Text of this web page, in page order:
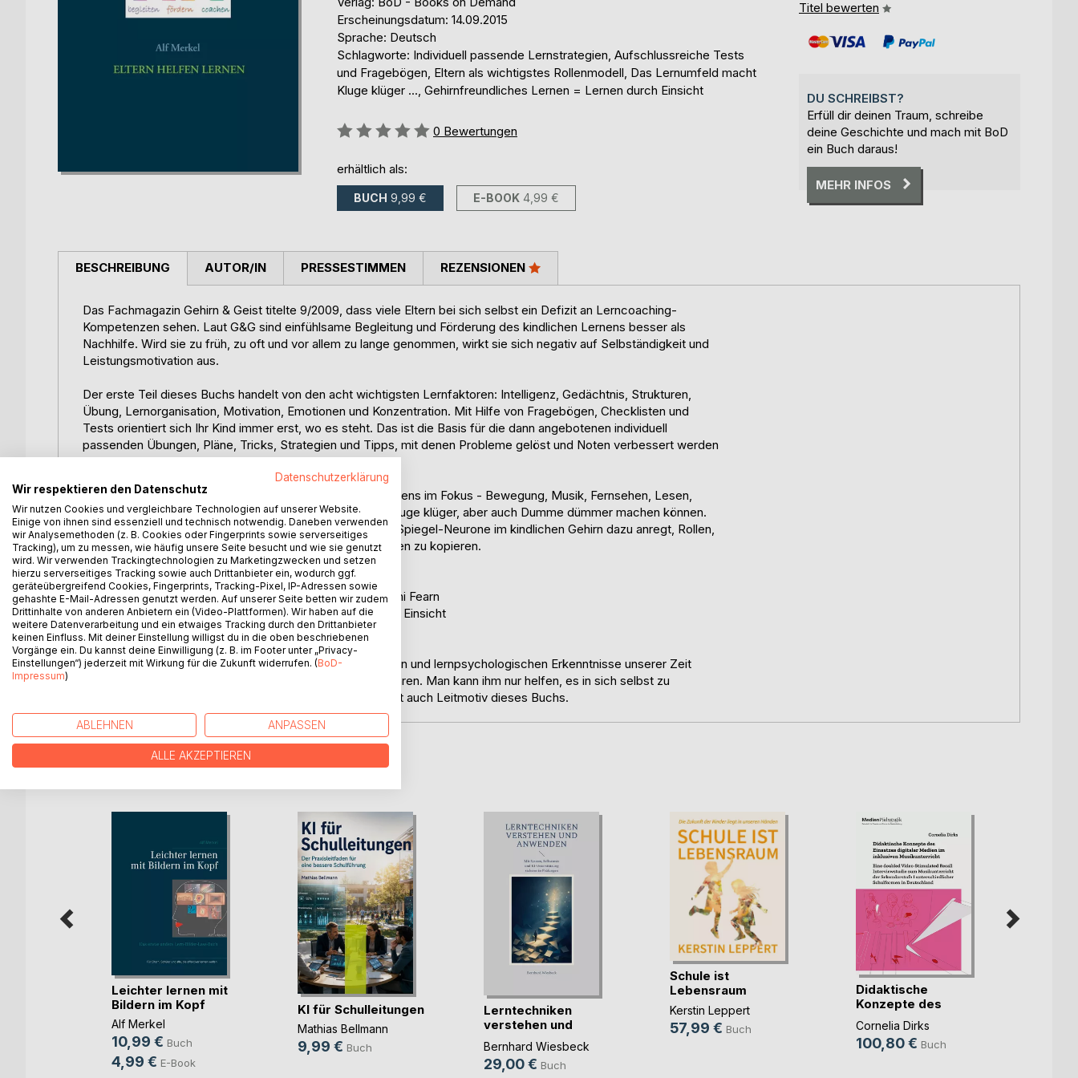
Erscheinungsdatum: 14.09.2015
Sprache: Deutsch
Schlagworte: Individuell passende Lernstrategien, Aufschlussreiche Tests
und Fragebögen, Eltern als wichtigstes Rollenmodell, Das Lernumfeld macht
Kluge klüger ..., Gehirnfreundliches Lernen = Lernen durch Einsicht
Bewertung::
0 Bewertungen
erhältlich als:
BUCH 9,99 € E-BOOK 4,99 €
Titel bewerten
DU SCHREIBST?
Erfüll dir deinen Traum, schreibe
deine Geschichte und mach mit BoD
ein Buch daraus!
MEHR INFOS
BESCHREIBUNG
Das Fachmagazin Gehirn & Geist titelte 9/2009, dass viele Eltern bei sich selbst ein Defizit an Lerncoaching-
Kompetenzen sehen. Laut G&G sind einfühlsame Begleitung und Förderung des kindlichen Lernens besser als
Nachhilfe. Wird sie zu früh, zu oft und vor allem zu lange genommen, wirkt sie sich negativ auf Selbständigkeit und
Leistungsmotivation aus.
Der erste Teil dieses Buchs handelt von den acht wichtigsten Lernfaktoren: Intelligenz, Gedächtnis, Strukturen,
Übung, Lernorganisation, Motivation, Emotionen und Konzentration. Mit Hilfe von Fragebögen, Checklisten und
Tests orientiert sich Ihr Kind immer erst, wo es steht. Das ist die Basis für die dann angebotenen individuell
passenden Übungen, Pläne, Tricks, Strategien und Tipps, mit denen Probleme gelöst und Noten verbessert werden
können.
Im zweiten Teil stehen acht Umfeldbedingungen des Lernens im Fokus - Bewegung, Musik, Fernsehen, Lesen,
Ernährung, Computer, Nachhilfe, Genderprobleme - die Kluge klüger, aber auch Dumme dümmer machen können.
Sie erfahren auch einiges zu Ihrem Rollenvorbild, das die Spiegel-Neurone im kindlichen Gehirn dazu anregt, Rollen,
Motivation, Bewegungen, Fertigkeiten und auch Fähigkeiten zu kopieren.
Drei weitere Besonderheiten dieses Buchs sind ...
... Cartoons mit tierisch kreativen Lernstrategen von Naomi Fearn
... Erkenntnisse der Gehirnforschung für das Lernen durch Einsicht
... Fälle aus der schulischen Beratungspraxis
Ein weiser Spruch Galileo Galileis hat die neurobiologischen und lernpsychologischen Erkenntnisse unserer Zeit
vorweggenommen: "Man kann einen Menschen nichts lehren. Man kann ihm nur helfen, es in sich selbst zu
entdecken." Das Entdecken der eigenen Möglichkeiten ist auch Leitmotiv dieses Buchs.
AUTOR/IN PRESSESTIMMEN REZENSIONEN
WEITERE TITEL BEIBoD
Leichter lernen mit
Bildern im Kopf
Alf Merkel
10,99 € Buch
4,99 € E-Book
KI für Schulleitungen
Mathias Bellmann
9,99 € Buch
Lerntechniken
verstehen und
anwenden
Bernhard Wiesbeck
29,00 € Buch
Schule ist
Lebensraum
Kerstin Leppert
57,99 € Buch
Didaktische
Konzepte des
Einsatzes(...)
Cornelia Dirks
100,80 € Buch
Datenschutzerklärung
Wir respektieren den Datenschutz
Wir nutzen Cookies und vergleichbare Technologien auf unserer Website.
Einige von ihnen sind essenziell und technisch notwendig. Daneben verwenden
wir Analysemethoden (z. B. Cookies oder Fingerprints sowie serverseitiges
Tracking), um zu messen, wie häufig unsere Seite besucht und wie sie genutzt
wird. Wir verwenden Trackingtechnologien zu Marketingzwecken und setzen
hierzu serverseitiges Tracking sowie auch Drittanbieter ein, wodurch ggf.
geräteübergreifend Cookies, Fingerprints, Tracking-Pixel, IP-Adressen sowie
gehashte E-Mail-Adressen genutzt werden. Auf unserer Seite betten wir zudem
Drittinhalte von anderen Anbietern ein (Video-Plattformen). Wir haben auf die
weitere Datenverarbeitung und ein etwaiges Tracking durch den Drittanbieter
keinen Einfluss. Mit deiner Einstellung willigst du in die oben beschriebenen
Vorgänge ein. Du kannst deine Einwilligung (z. B. im Footer unter „Privacy-
Einstellungen“) jederzeit mit Wirkung für die Zukunft widerrufen. (BoD-
Impressum)
ABLEHNEN ANPASSEN
ALLE AKZEPTIEREN